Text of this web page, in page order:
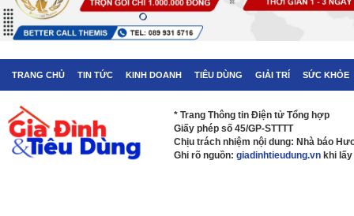
TRANG CHỦ TIN TỨC KINH DOANH TIÊU DÙNG GIẢI TRÍ SỨC KHỎE
* Trang Thông tin Điện tử Tổng hợp
Giấy phép số 45/GP-STTTT
Chịu trách nhiệm nội dung: Nhà báo
Ghi rõ nguồn: giadinhtieudung.vn khi